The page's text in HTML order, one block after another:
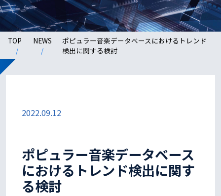
TOP NEWS
ポピュラー音楽データベースにおけるトレンド
検出に関する検討
2022.09.12
ポピュラー音楽データベース
におけるトレンド検出に関す
る検討